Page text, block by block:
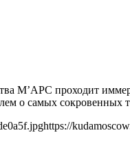
М’АРС проходит
о самых
https://